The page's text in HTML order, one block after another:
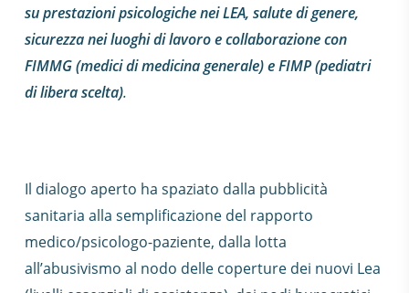
su prestazioni psicologiche nei LEA, salute di genere,
sicurezza nei luoghi di lavoro e collaborazione con
FIMMG (medici di medicina generale) e FIMP (pediatri
di libera scelta).
Il dialogo aperto ha spaziato dalla pubblicità
sanitaria alla semplificazione del rapporto
medico/psicologo-paziente, dalla lotta
all’abusivismo al nodo delle coperture dei nuovi Lea